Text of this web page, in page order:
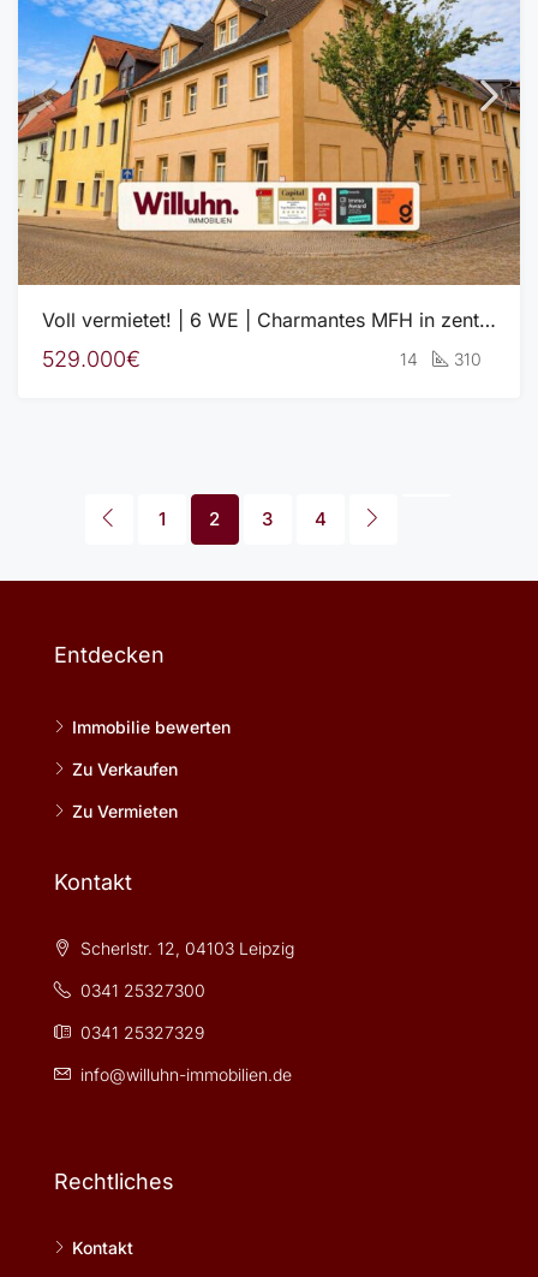
Voll vermietet! | 6 WE | Charmantes MFH in zentraler Lage von Freyburg | Kernsanierung 2016-2020
529.000€ 14 310
1 2 3 4
Entdecken
Immobilie bewerten
Zu Verkaufen
Zu Vermieten
Kontakt
Scherlstr. 12, 04103 Leipzig
0341 25327300
0341 25327329
info@willuhn-immobilien.de
Rechtliches
Kontakt